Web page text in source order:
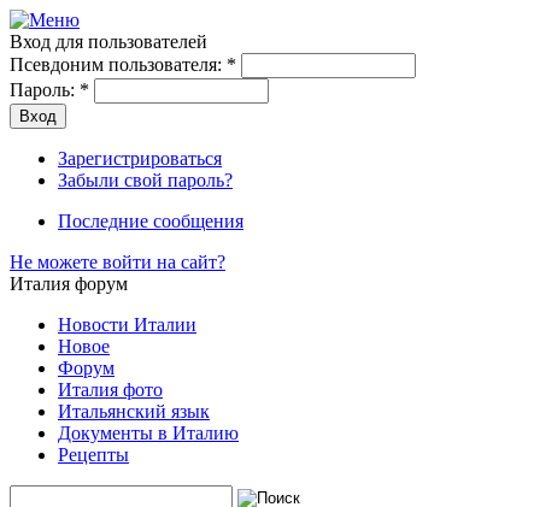
Вход для пользователей
Псевдоним пользователя: *
Пароль: *
Зарегистрироваться
Забыли свой пароль?
Последние сообщения
Не можете войти на сайт?
Италия форум
Новости Италии
Новое
Форум
Италия фото
Итальянский язык
Документы в Италию
Рецепты